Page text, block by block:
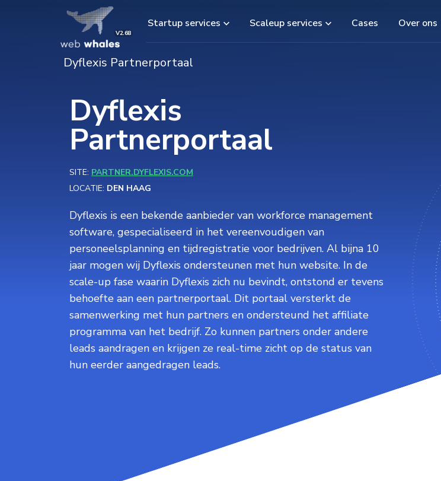
V2.68
Startup services Scaleup services Cases Over ons
Dyflexis Partnerportaal
Dyflexis
Partnerportaal
SITE: PARTNER.DYFLEXIS.COM
LOCATIE: DEN HAAG
Dyflexis is een bekende aanbieder van workforce management
software, gespecialiseerd in het vereenvoudigen van
personeelsplanning en tijdregistratie voor bedrijven. Al bijna 10
jaar mogen wij Dyflexis ondersteunen met hun website. In de
scale-up fase waarin Dyflexis zich nu bevindt, ontstond er tevens
behoefte aan een partnerportaal. Dit portaal versterkt de
samenwerking met hun partners en ondersteund het affiliate
programma van het bedrijf. Zo kunnen partners onder andere
leads aandragen en krijgen ze real-time zicht op de status van
hun eerder aangedragen leads.